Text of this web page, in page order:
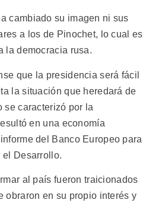
cambiado su imagen ni sus
a los de Pinochet, lo cual es
la democracia rusa.
que la presidencia será fácil
la situación que heredará de
se caracterizó por la
en una economía
del Banco Europeo para
el Desarrollo.
al país fueron traicionados
obraron en su propio interés y